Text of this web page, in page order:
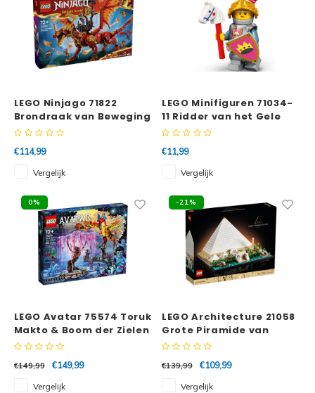
LEGO Ninjago 71822
Brondraak van Beweging
€114,99
Vergelijk
LEGO Minifiguren 71034-
11 Ridder van het Gele
Kasteel
€11,99
Vergelijk
0%
LEGO Avatar 75574 Toruk
Makto & Boom der Zielen
€149,99
€149,99
Vergelijk
-21%
LEGO Architecture 21058
Grote Piramide van
Gizeh
€139,99
€109,99
Vergelijk